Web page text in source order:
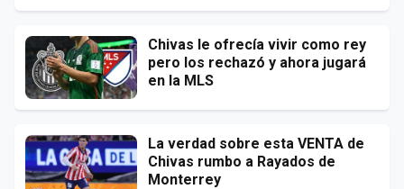
Chivas le ofrecía vivir como rey
pero los rechazó y ahora jugará
en la MLS
La verdad sobre esta VENTA de
Chivas rumbo a Rayados de
Monterrey